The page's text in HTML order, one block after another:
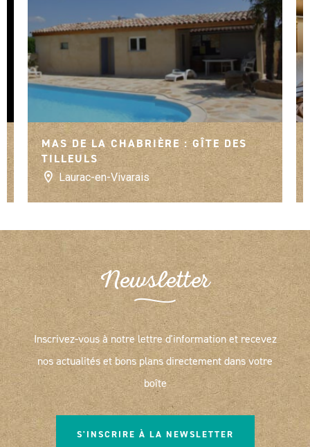
MAS DE LA CHABRIÈRE : GÎTE DES
TILLEULS
Laurac-en-Vivarais
Newsletter
Inscrivez-vous à notre lettre d'information et recevez
nos actualités et bons plans directement dans votre
boîte
S'INSCRIRE À LA NEWSLETTER